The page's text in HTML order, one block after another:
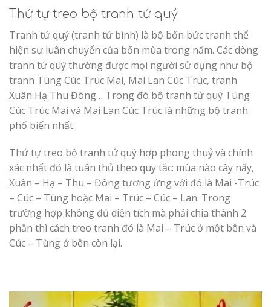
Thứ tự treo bộ tranh tứ quý
Tranh tứ quý (tranh tứ bình) là bộ bốn bức tranh thể
hiện sự luân chuyển của bốn mùa trong năm. Các dòng
tranh tứ quý thường được mọi người sử dụng như bộ
tranh Tùng Cúc Trúc Mai, Mai Lan Cúc Trúc, tranh
Xuân Hạ Thu Đông… Trong đó bộ tranh tứ quý Tùng
Cúc Trúc Mai và Mai Lan Cúc Trúc là những bộ tranh
phổ biến nhất.
Thứ tự treo bộ tranh tứ quý hợp phong thuỷ và chính
xác nhất đó là tuân thủ theo quy tắc: mùa nào cây nấy,
Xuân – Hạ – Thu – Đông tương ứng với đó là Mai -Trúc
– Cúc – Tùng hoặc Mai – Trúc – Cúc – Lan. Trong
trường hợp không đủ diện tích mà phải chia thành 2
phần thì cách treo tranh đó là Mai – Trúc ở một bên và
Cúc – Tùng ở bên còn lại.